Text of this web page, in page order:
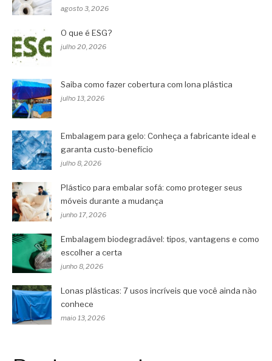
agosto 3, 2026
O que é ESG?
julho 20, 2026
Saiba como fazer cobertura com lona plástica
julho 13, 2026
Embalagem para gelo: Conheça a fabricante ideal e
garanta custo-benefício
julho 8, 2026
Plástico para embalar sofá: como proteger seus
móveis durante a mudança
junho 17, 2026
Embalagem biodegradável: tipos, vantagens e como
escolher a certa
junho 8, 2026
Lonas plásticas: 7 usos incríveis que você ainda não
conhece
maio 13, 2026